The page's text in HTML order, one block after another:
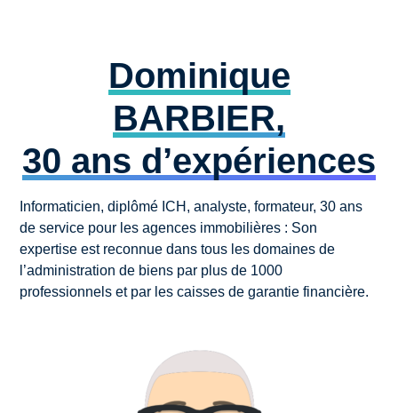
Dominique
BARBIER,
30 ans d’expériences
Informaticien, diplômé ICH, analyste, formateur, 30 ans
de service pour les agences immobilières : Son
expertise est reconnue dans tous les domaines de
l’administration de biens par plus de 1000
professionnels et par les caisses de garantie financière.